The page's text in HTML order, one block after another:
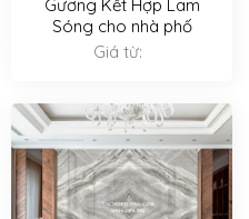
Gương Kết Hợp Lam
Sóng cho nhà phố
Giá từ: